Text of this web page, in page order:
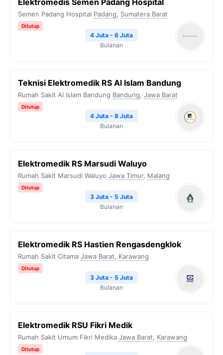
Elektromedis Semen Padang Hospital
Semen Padang Hospital Padang, Sumatera Barat
Ditutup
4 Juta - 6 Juta
Bulanan
Teknisi Elektromedik RS Al Islam Bandung
Rumah Sakit Al Islam Bandung Bandung, Jawa Barat
Ditutup
4 Juta - 8 Juta
Bulanan
Elektromedik RS Marsudi Waluyo
Rumah Sakit Marsudi Waluyo Jawa Timur, Malang
Ditutup
3 Juta - 5 Juta
Bulanan
Elektromedik RS Hastien Rengasdengklok
Rumah Sakit Citama Jawa Barat, Karawang
Ditutup
3 Juta - 5 Juta
Bulanan
Elektromedik RSU Fikri Medik
Rumah Sakit Umum Fikri Medika Jawa Barat, Karawang
Ditutup